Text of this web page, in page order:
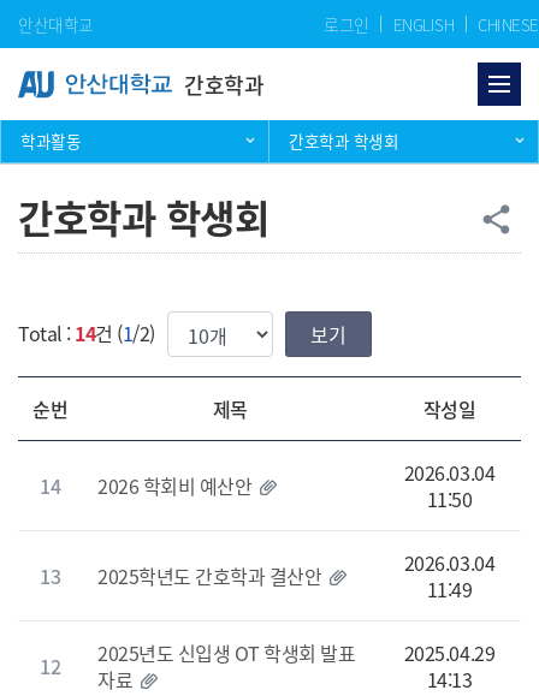
Skip Menu
안산대학교 로그인 ENGLISH CHINESE
간호학과
학과활동 간호학과 학생회
간호학과 학생회 공
share
Total :14건 (1/2) 한번에 보여질 게시물 갯수
순번 제목 작성일
14 2026 학회비 예산안
2026.03.04
11:50
13 2025학년도 간호학과 결산안
2026.03.04
11:49
12
2025년도 신입생 OT 학생회 발표
자료
2025.04.29
14:13